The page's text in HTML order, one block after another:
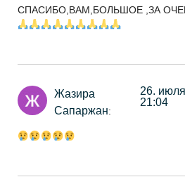
СПАСИБО,ВАМ,БОЛЬШОЕ ,ЗА
Жазира
Сапаржан:
26.
21:04